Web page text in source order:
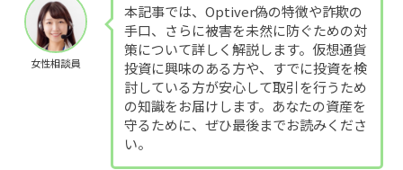
女性相談員
本記事では、Optiver偽の特徴や詐欺の
手口、さらに被害を未然に防ぐための対
策について詳しく解説します。仮想通貨
投資に興味のある方や、すでに投資を検
討している方が安心して取引を行うため
の知識をお届けします。あなたの資産を
守るために、ぜひ最後までお読みくださ
い。